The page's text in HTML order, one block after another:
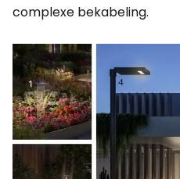
complexe bekabeling.